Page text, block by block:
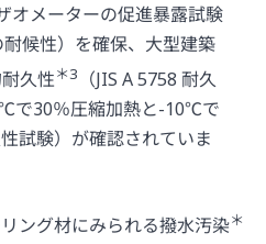
オメーターの促進暴露試験
候性）を確保、大型建築
久性＊3
（JIS A 5758 耐久
で30％圧縮加熱と-10℃で
試験）が確認されていま
ング材にみられる撥水汚染＊